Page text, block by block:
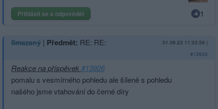
Přihlásit se a odpovědět 1
Smazaný | Předmět: RE: RE: 01.06.23 11:33:59 |
#13933
Reakce na příspěvek#13926
pomalu s vesmírného pohledu ale šíleně s pohledu
našého jsme vtahování do černé díry